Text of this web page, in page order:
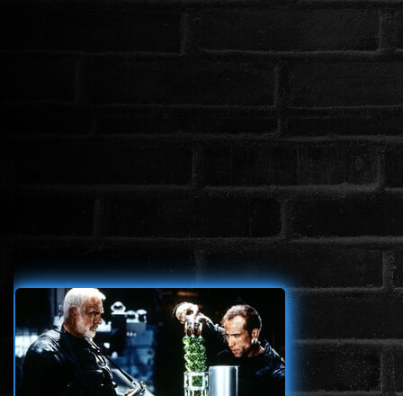
www.onlinefilmvilag2.eu,Copyright © 2017-2026 Az oldal nem tárol
semmilyen jogsértő tartalmat. Minden adat külső forrásból származik |
Frissítve: 2026.07.27
Fel ↑